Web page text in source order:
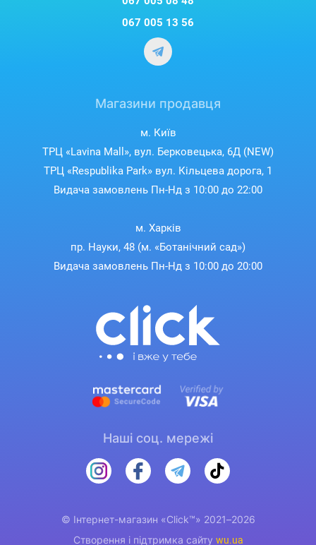
067 005 13 56
Магазини продавця
м. Київ
ТРЦ «Lavina Mall», вул. Берковецька, 6Д (NEW)
ТРЦ «Respublika Park» вул. Кільцева дорога, 1
Видача замовлень Пн-Нд з 10:00 до 22:00
м. Харків
пр. Науки, 48 (м. «Ботанічний сад»)
Видача замовлень Пн-Нд з 10:00 до 20:00
Наші соц. мережі
© Інтернет-магазин «Click™» 2021–2026
Створення і підтримка сайту wu.ua